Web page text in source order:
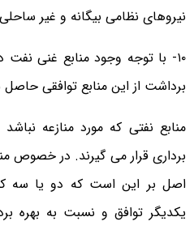
نیروهای نظامی بیگانه و غیر
۱۰- با توجه وجود منابع غنی نفت
برداشت از این منابع توافقی
منابع نفتی که مورد منازعه
برداری قرار می گیرند. در خصوص
اصل بر این است که دو یا سه
یکدیگر توافق و نسبت به بهره